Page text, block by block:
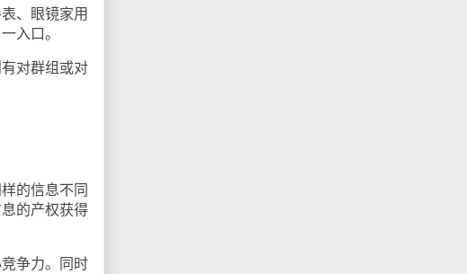
、眼镜家用
入口。
对群组或对
的信息不同
的产权获得
争力。同时